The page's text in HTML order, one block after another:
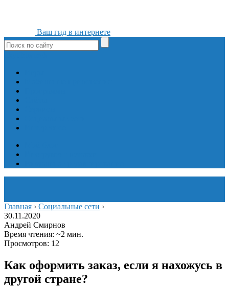
Ваш гид в интернете
Главная › Социальные сети ›
30.11.2020
Андрей Смирнов
Время чтения: ~2 мин.
Просмотров: 12
Как оформить заказ, если я нахожусь в
другой стране?